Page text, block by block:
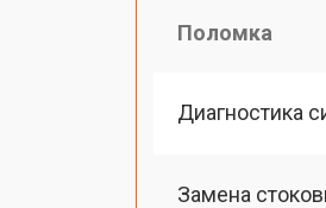
Поломка
Диагностика
Замена